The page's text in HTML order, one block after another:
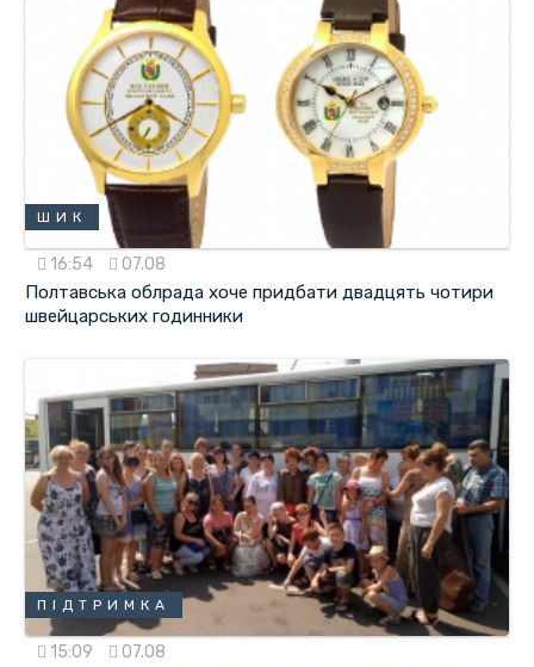
ШИК
16:54 07.08
Полтавська облрада хоче придбати двадцять чотири
швейцарських годинники
ПІДТРИМКА
15:09 07.08